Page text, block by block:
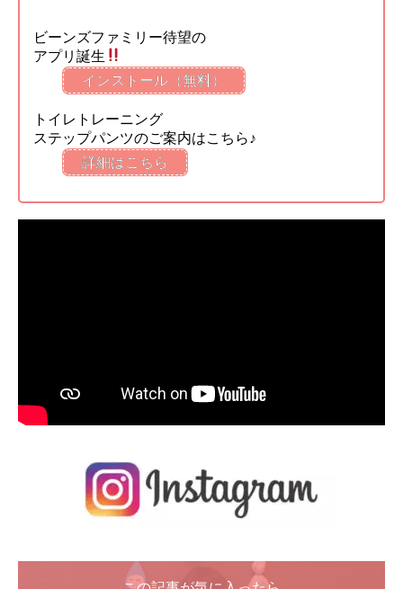
ビーンズファミリー待望の
アプリ誕生
インストール（無料）
トイレトレーニング
ステップパンツのご案内はこちら♪
詳細はこちら